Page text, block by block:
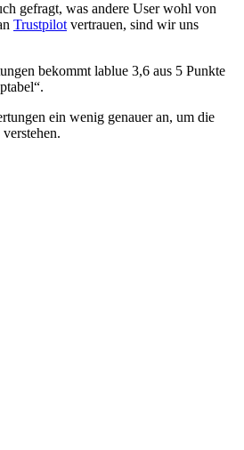
gefragt, was andere User wohl von
Trustpilot vertrauen, sind wir uns
bekommt lablue 3,6 aus 5 Punkte
ein wenig genauer an, um die